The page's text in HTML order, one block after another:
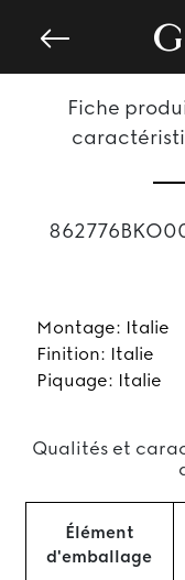
Fiche
Montage: Italie
Finition: Italie
Piquage: Italie
Qualités et
Élément
d'emballage